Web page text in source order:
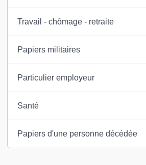
Travail - chômage - retraite
Papiers militaires
Particulier employeur
Santé
Papiers d'une personne décédée